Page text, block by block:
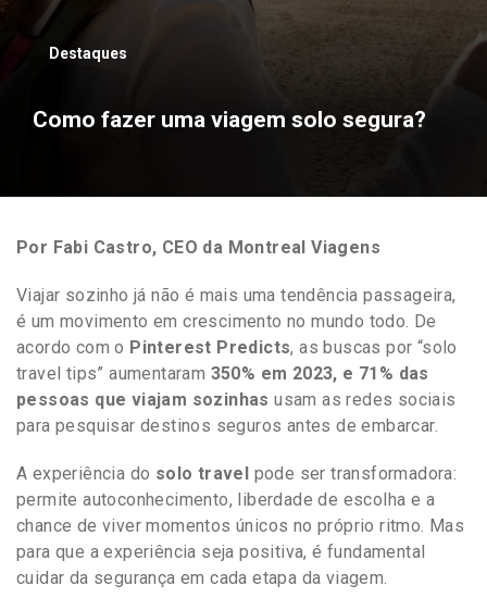
Destaques
Como fazer uma viagem solo segura?
Por Fabi Castro, CEO da Montreal Viagens
Viajar sozinho já não é mais uma tendência passageira,
é um movimento em crescimento no mundo todo. De
acordo com o Pinterest Predicts, as buscas por “solo
travel tips” aumentaram 350% em 2023, e 71% das
pessoas que viajam sozinhas usam as redes sociais
para pesquisar destinos seguros antes de embarcar.
A experiência do solo travel pode ser transformadora:
permite autoconhecimento, liberdade de escolha e a
chance de viver momentos únicos no próprio ritmo. Mas
para que a experiência seja positiva, é fundamental
cuidar da segurança em cada etapa da viagem.